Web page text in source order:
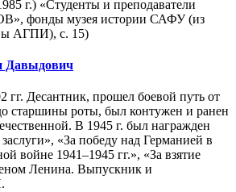
г.) «Студенты и преподаватели
фонды музея истории САФУ (из
АГПИ), с. 15)
Давыдович
гг. Десантник, прошел боевой путь от
старшины роты, был контужен и ранен
В 1945 г. был награжден
«За победу над Германией в
войне 1941–1945 гг.», «За взятие
Ленина. Выпускник и